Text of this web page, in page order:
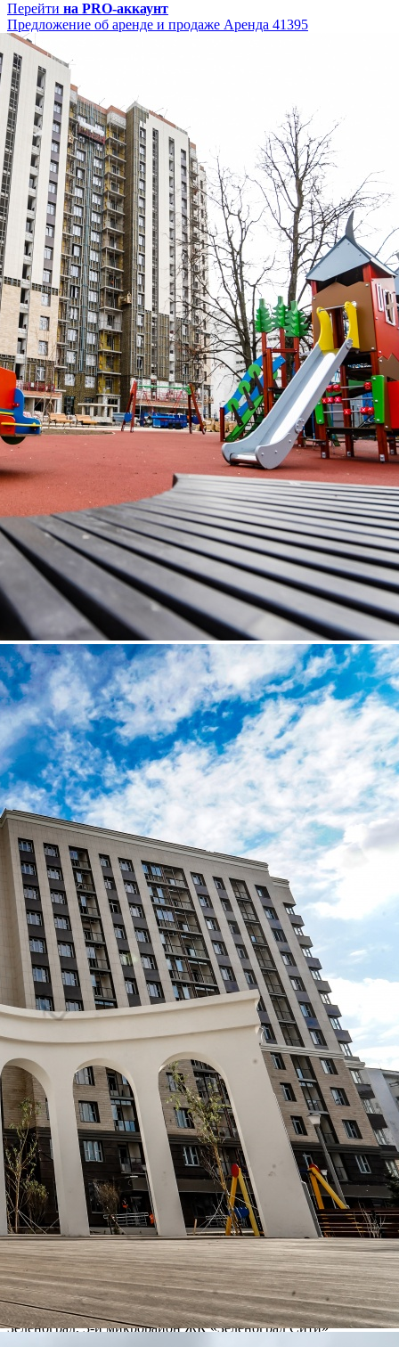
Перейти на PRO-аккаунт
Предложение об аренде и продаже Аренда 41395
Аренда
Street retail
41395 - Г. МОСКВА,
ЗЕЛЕНОГРАД, 3-Й
МИКРОРАЙОН ЖК
«ЗЕЛЕНОГРАД СИТИ»
Москва / Московская обл
Получить контакты
Посмотреть на карте
Новый ЖК «Зеленоград Сити» предлагает вам помещения для
развития и расширения вашего бизнеса! Жилой комплекс,
расположенный в самом центре г. Зеленоград, (
Москва)новый формат района!!! Взаимовыгодные условия,
индивидуальный подход, предлагаем площади для вас в
разных вариациях! Наши площади от 37 кв.м до 30...
892 (+1)
Навигация
Характеристики
О помещении
Где находится
Контакты
Другие объявления
Характеристики помещения
№ объявления
41395
Дата размещения
20.01.2020
Город
Москва
Адрес
Зеленоград, 3-й микрорайон ЖК «Зеленоград Сити»